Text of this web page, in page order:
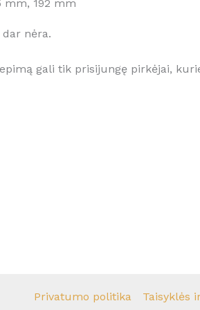
mm, 192 mm
nėra.
gali tik prisijungę pirkėjai,
Privatumo politika Taisyklės